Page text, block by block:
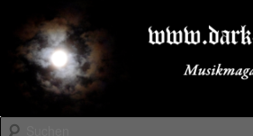
primären
Inhalt
springen
sekundären
Inhalt
springenDARK-FESTIVALS.DE
Suchen